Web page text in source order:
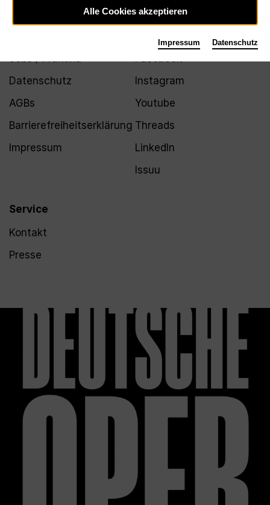
Jobs / Praktika
Datenschutz
AGBs
Barrierefreiheitserklärung
Impressum
Service
Kontakt
Presse
Facebook
Instagram
Youtube
Threads
LinkedIn
Issuu
Alle Cookies akzeptieren
Impressum Datenschutz